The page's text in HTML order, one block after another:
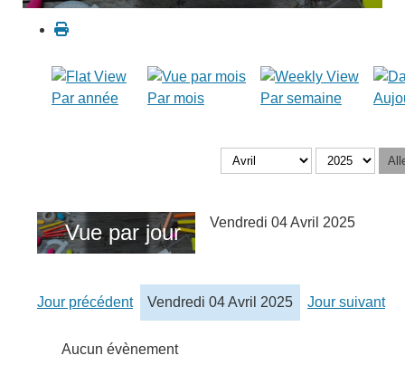
Par année Par mois Par semaine
Vue par jour Vendredi 04 Avril 2025
Jour précédent Vendredi 04 Avril 2025 Jour suivant
Aucun évènement